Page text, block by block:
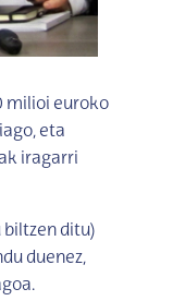
milioi euroko
eta
iragarri
biltzen ditu)
duenez,